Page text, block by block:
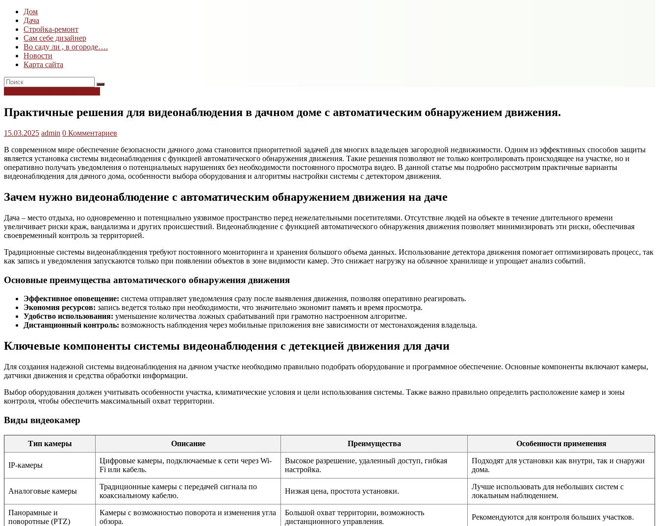
Дом
Дача
Стройка-ремонт
Сам себе дизайнер
Во саду ли , в огороде….
Новости
Карта сайта
Практичные решения для видеонаблюдения в дачном доме с автоматическим обнаружением движения.
15.03.2025 admin 0 Комментариев
В современном мире обеспечение безопасности дачного дома становится приоритетной задачей для многих владельцев загородной недвижимости. Одним из эффективных способов защиты
является установка системы видеонаблюдения с функцией автоматического обнаружения движения. Такие решения позволяют не только контролировать происходящее на участке, но и
оперативно получать уведомления о потенциальных нарушениях без необходимости постоянного просмотра видео. В данной статье мы подробно рассмотрим практичные варианты
видеонаблюдения для дачного дома, особенности выбора оборудования и алгоритмы настройки системы с детектором движения.
Зачем нужно видеонаблюдение с автоматическим обнаружением движения на даче
Дача – место отдыха, но одновременно и потенциально уязвимое пространство перед нежелательными посетителями. Отсутствие людей на объекте в течение длительного времени
увеличивает риски краж, вандализма и других происшествий. Видеонаблюдение с функцией автоматического обнаружения движения позволяет минимизировать эти риски, обеспечивая
своевременный контроль за территорией.
Традиционные системы видеонаблюдения требуют постоянного мониторинга и хранения большого объема данных. Использование детектора движения помогает оптимизировать процесс, так
как запись и уведомления запускаются только при появлении объектов в зоне видимости камер. Это снижает нагрузку на облачное хранилище и упрощает анализ событий.
Основные преимущества автоматического обнаружения движения
Эффективное оповещение: система отправляет уведомления сразу после выявления движения, позволяя оперативно реагировать.
Экономия ресурсов: запись ведется только при необходимости, что значительно экономит память и время просмотра.
Удобство использования: уменьшение количества ложных срабатываний при грамотно настроенном алгоритме.
Дистанционный контроль: возможность наблюдения через мобильные приложения вне зависимости от местонахождения владельца.
Ключевые компоненты системы видеонаблюдения с детекцией движения для дачи
Для создания надежной системы видеонаблюдения на дачном участке необходимо правильно подобрать оборудование и программное обеспечение. Основные компоненты включают камеры,
датчики движения и средства обработки информации.
Выбор оборудования должен учитывать особенности участка, климатические условия и цели использования системы. Также важно правильно определить расположение камер и зоны
контроля, чтобы обеспечить максимальный охват территории.
Виды видеокамер
Тип камеры Описание Преимущества Особенности применения
IP-камеры
Цифровые камеры, подключаемые к сети через Wi-
Fi или кабель.
Высокое разрешение, удаленный доступ, гибкая
настройка.
Подходят для установки как внутри, так и снаружи
дома.
Аналоговые камеры
Традиционные камеры с передачей сигнала по
коаксиальному кабелю.
Низкая цена, простота установки.
Лучше использовать для небольших систем с
локальным наблюдением.
Панорамные и
поворотные (PTZ)
Камеры с возможностью поворота и изменения угла
обзора.
Большой охват территории, возможность
дистанционного управления.
Рекомендуются для контроля больших участков.